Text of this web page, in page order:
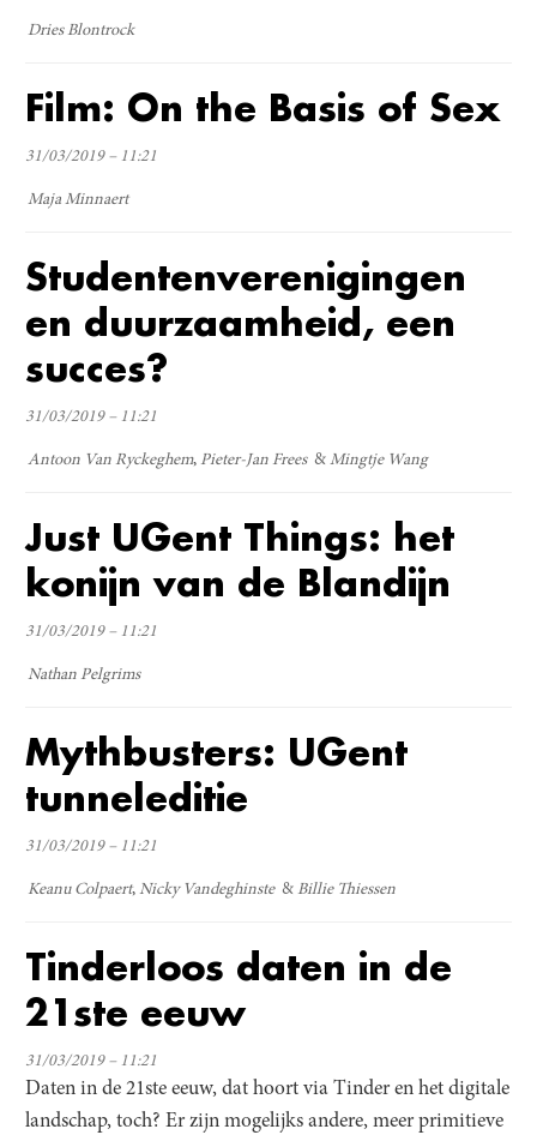
Dries Blontrock
Film: On the Basis of Sex
31/03/2019 – 11:21
Maja Minnaert
Studentenverenigingen
en duurzaamheid, een
succes?
31/03/2019 – 11:21
Antoon Van Ryckeghem Pieter-Jan Frees Mingtje Wang
Just UGent Things: het
konijn van de Blandijn
31/03/2019 – 11:21
Nathan Pelgrims
Mythbusters: UGent
tunneleditie
31/03/2019 – 11:21
Keanu Colpaert Nicky Vandeghinste Billie Thiessen
Tinderloos daten in de
21ste eeuw
31/03/2019 – 11:21
Daten in de 21ste eeuw, dat hoort via Tinder en het digitale
landschap, toch? Er zijn mogelijks andere, meer primitieve